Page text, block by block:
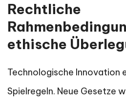
Rechtliche
ethische
Technologische Innovation
Spielregeln. Neue Gesetze